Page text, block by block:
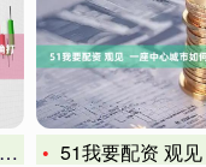
51我要配资 观见 一座中心城市如何“